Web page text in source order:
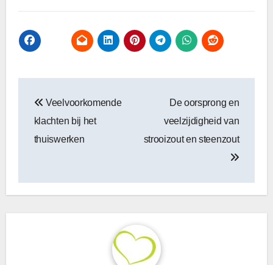
navigatie
Veelvoorkomende
klachten bij het
thuiswerken
De oorsprong en
veelzijdigheid van
strooizout en steenzout